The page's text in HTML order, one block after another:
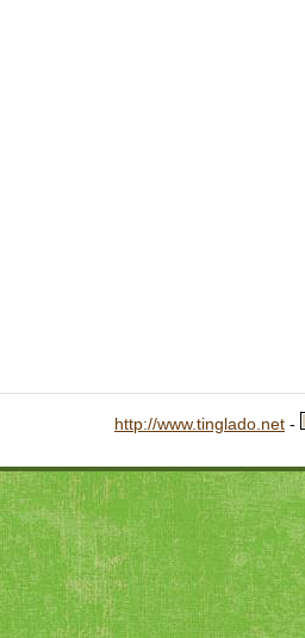
http://www.tinglado.net -